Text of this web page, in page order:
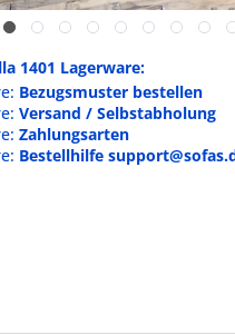
1401 Lagerware:
Bezugsmuster bestellen
Versand / Selbstabholung
Zahlungsarten
Bestellhilfe